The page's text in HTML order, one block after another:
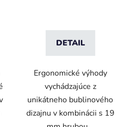
DETAIL
Ergonomické výhody
vychádzajúce z
unikátneho bublinového
dizajnu v kombinácii s 19